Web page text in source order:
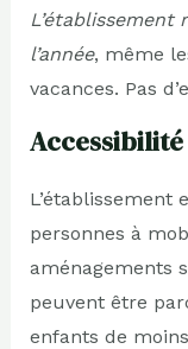
l’année, même
vacances. Pas
L’établissement
personnes à
aménagements
peuvent être
enfants de